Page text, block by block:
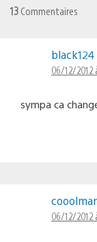
13 Commentaires
black124
06/12/2012
sympa ca
06/12/2012